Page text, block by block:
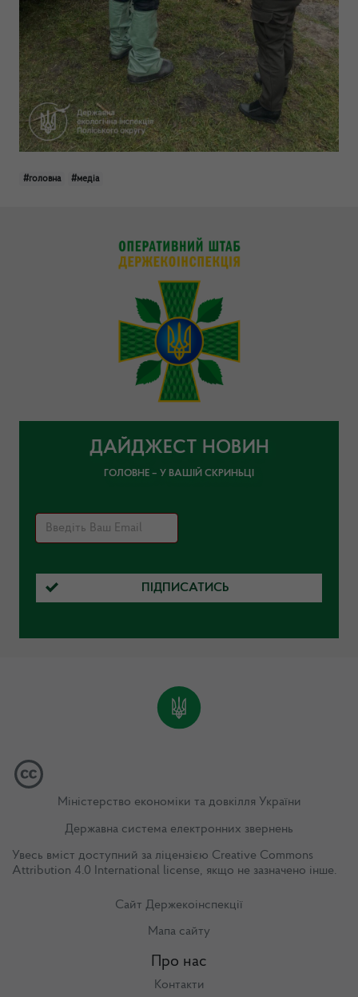
#головна #медіа
ДАЙДЖЕСТ НОВИН
ГОЛОВНЕ – У ВАШІЙ СКРИНЬЦІ
ПІДПИСАТИСЬ
Міністерство економіки та довкілля України
Державна система електронних звернень
Увесь вміст доступний за ліцензією Creative Commons
Attribution 4.0 International license, якщо не зазначено інше.
Сайт Держекоінспекції
Мапа сайту
Про нас
Контакти